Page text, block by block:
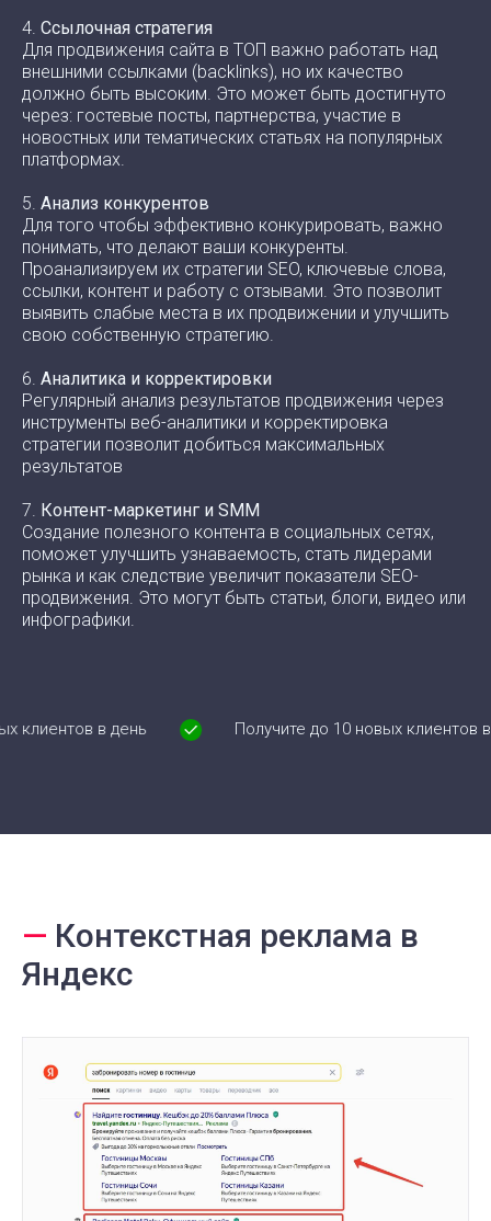
4. Ссылочная стратегия
Для продвижения сайта в ТОП важно работать над
внешними ссылками (backlinks), но их качество
должно быть высоким. Это может быть достигнуто
через: гостевые посты, партнерства, участие в
новостных или тематических статьях на популярных
платформах.
5. Анализ конкурентов
Для того чтобы эффективно конкурировать, важно
понимать, что делают ваши конкуренты.
Проанализируем их стратегии SEO, ключевые слова,
ссылки, контент и работу с отзывами. Это позволит
выявить слабые места в их продвижении и улучшить
свою собственную стратегию.
6. Аналитика и корректировки
Регулярный анализ результатов продвижения через
инструменты веб-аналитики и корректировка
стратегии позволит добиться максимальных
результатов
7. Контент-маркетинг и SMM
Создание полезного контента в социальных сетях,
поможет улучшить узнаваемость, стать лидерами
рынка и как следствие увеличит показатели SEO-
продвижения. Это могут быть статьи, блоги, видео или
инфографики.
в день Получите до 10 новых клиентов в день
— Контекстная реклама в
Яндекс